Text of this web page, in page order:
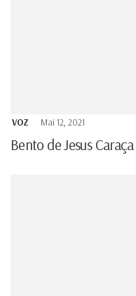
VOZ Mai 12, 2021
Bento de Jesus